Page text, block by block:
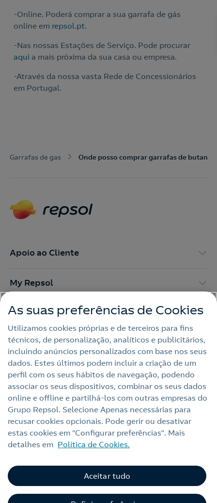
Contacte-nos
Acepto la
-Online. Poderá comprar a sua garrafa de gás
online em repsol.pt.
-Nas nossas Estações de Serviço. Pode procurar
aqui a mais próxima da sua casa ou empresa.
-Através da nossa vasta Rede de Concessionários
em Portugal.
Garrafas de gas Onde posso comprar garrafas de butano
Apoio ao Cliente
My Repsol
Outras Energias
Links Úteis
Nota legal
Política de privacidade
Política de cookies
Termos e Condições My Repsol
Alerta por fraude
Livro de Reclamações Online
As suas preferências de Cookies
Utilizamos cookies próprias e de terceiros para fins
técnicos, de personalização, analíticos e publicitários,
incluindo anúncios personalizados com base nos seus
dados. Estes últimos podem incluir a criação de um
perfil com os seus hábitos de navegação, podendo
associar os seus dispositivos, combinar os seus dados
online e offline e partilhá‑los com outras empresas do
Grupo Repsol. Selecione Apenas necessárias para
recusar cookies opcionais. Pode gerir ou desativar
estas cookies em “Configurar preferências”. Mais
detalhes em Política de Cookies.
Aceitar tudo